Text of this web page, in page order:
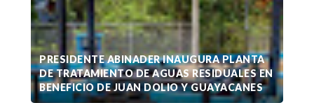
PRESIDENTE ABINADER INAUGURA PLANTA
DE TRATAMIENTO DE AGUAS RESIDUALES EN
BENEFICIO DE JUAN DOLIO Y GUAYACANES